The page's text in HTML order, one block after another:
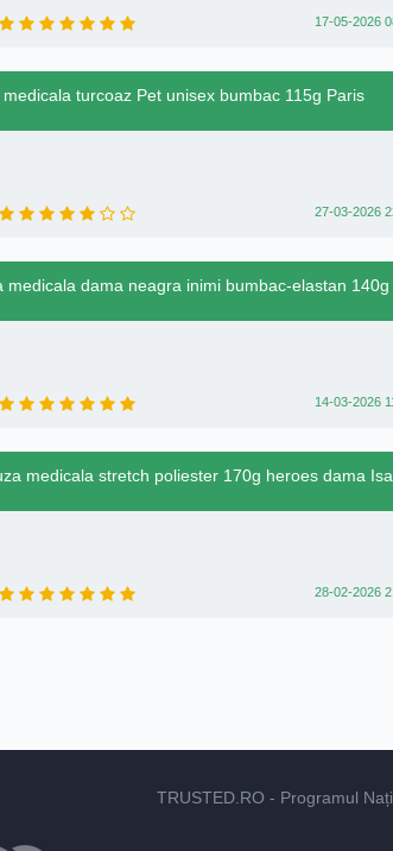
17-05-2026
turcoaz Pet unisex bumbac 115g Paris
27-03-2026
medicala dama neagra inimi bumbac-elastan 140g
14-03-2026
medicala stretch poliester 170g heroes dama
28-02-2026
TRUSTED.RO - Programul